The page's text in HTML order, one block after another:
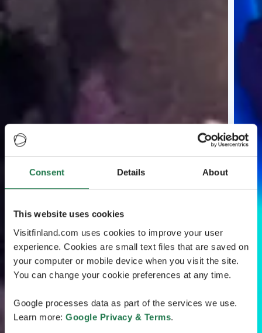
Consent Details About
This website uses cookies
Visitfinland.com uses cookies to improve your user
experience. Cookies are small text files that are saved on
your computer or mobile device when you visit the site.
You can change your cookie preferences at any time.
Google processes data as part of the services we use.
Learn more: Google Privacy & Terms.